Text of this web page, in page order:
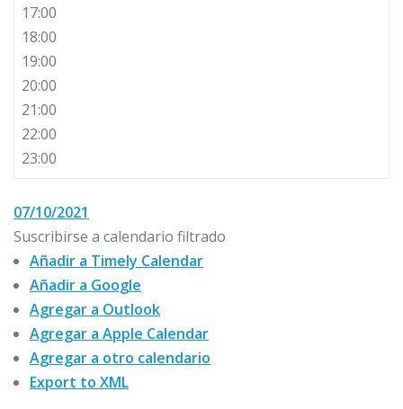
17:00
18:00
19:00
20:00
21:00
22:00
23:00
07/10/2021
Suscribirse a calendario filtrado
Añadir a Timely Calendar
Añadir a Google
Agregar a Outlook
Agregar a Apple Calendar
Agregar a otro calendario
Export to XML